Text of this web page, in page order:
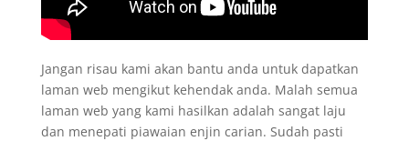
Jangan risau kami akan bantu anda untuk dapatkan
laman web mengikut kehendak anda. Malah semua
laman web yang kami hasilkan adalah sangat laju
dan menepati piawaian enjin carian. Sudah pasti